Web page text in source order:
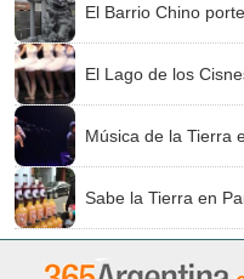
El Barrio Chino
El Lago de los
Música de la Tierra
Sabe la Tierra en